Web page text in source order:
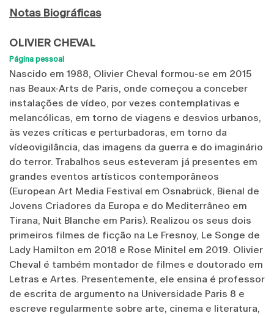
Notas Biográficas
OLIVIER CHEVAL
Página pessoal
Nascido em 1988, Olivier Cheval formou-se em 2015
nas Beaux-Arts de Paris, onde começou a conceber
instalações de vídeo, por vezes contemplativas e
melancólicas, em torno de viagens e desvios urbanos,
às vezes críticas e perturbadoras, em torno da
vídeovigilância, das imagens da guerra e do imaginário
do terror. Trabalhos seus esteveram já presentes em
grandes eventos artísticos contemporâneos
(European Art Media Festival em Osnabrück, Bienal de
Jovens Criadores da Europa e do Mediterrâneo em
Tirana, Nuit Blanche em Paris). Realizou os seus dois
primeiros filmes de ficção na Le Fresnoy, Le Songe de
Lady Hamilton em 2018 e Rose Minitel em 2019. Olivier
Cheval é também montador de filmes e doutorado em
Letras e Artes. Presentemente, ele ensina é professor
de escrita de argumento na Universidade Paris 8 e
escreve regularmente sobre arte, cinema e literatura,